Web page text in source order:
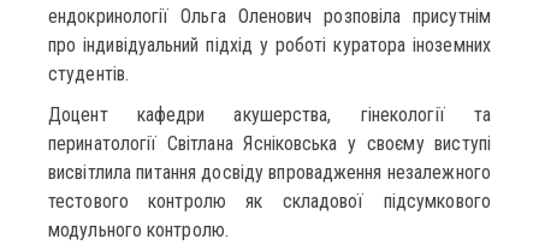
ендокринології Ольга Оленович розповіла присутнім
про індивідуальний підхід у роботі куратора іноземних
студентів.
Доцент кафедри акушерства, гінекології та
перинатології Світлана Ясніковська у своєму виступі
висвітлила питання досвіду впровадження незалежного
тестового контролю як складової підсумкового
модульного контролю.